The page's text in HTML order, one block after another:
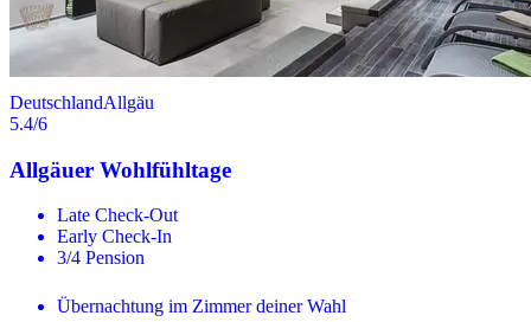
DeutschlandAllgäu
5.4/6
Allgäuer Wohlfühltage
Late Check-Out
Early Check-In
3/4 Pension
Übernachtung im Zimmer deiner Wahl